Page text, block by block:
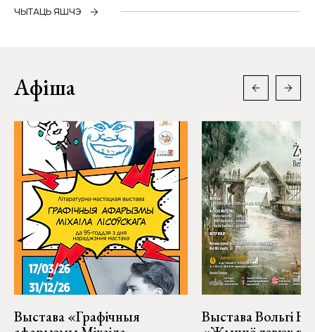
ЧЫТАЦЬ ЯШЧЭ
Афіша
Выстава «Графічныя
Выстава Вольгі